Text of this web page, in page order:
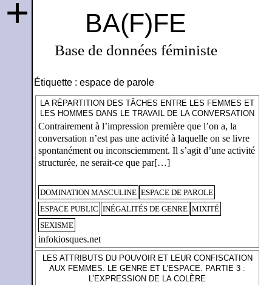
BA(F)FE
Base de données féministe
+
Étiquette : espace de parole
LA RÉPARTITION DES TÂCHES ENTRE LES FEMMES ET
LES HOMMES DANS LE TRAVAIL DE LA CONVERSATION
Contrairement à l’impression première que l’on a, la
conversation n’est pas une activité à laquelle on se livre
spontanément ou inconsciemment. Il s’agit d’une activité
structurée, ne serait-ce que par[…]
DOMINATION MASCULINE ESPACE DE PAROLE
ESPACE PUBLIC INÉGALITÉS DE GENRE MIXITÉ
SEXISME
infokiosques.net
LES ATTRIBUTS DU POUVOIR ET LEUR CONFISCATION
AUX FEMMES. LE GENRE ET L’ESPACE. PARTIE 3 :
L’EXPRESSION DE LA COLÈRE